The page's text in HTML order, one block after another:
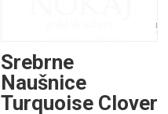
Srebrne
Naušnice
Turquoise Clover